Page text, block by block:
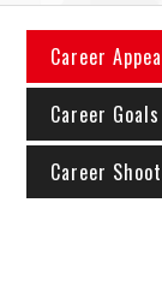
U-23選抜
クラブ
チケット
メディア情報
フットサル日
その他
試合日程
順位表
戦績表
警告・退場・
個人ランキン
個人ランキン
メットライ
エスポラ
バルドラー
フウガド
チケット
アリーナ
Career
Career Goals
Career